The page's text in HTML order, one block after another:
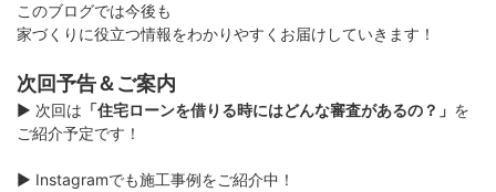
このブログでは今後も
家づくりに役立つ情報をわかりやすくお届けしていきます！
次回予告＆ご案内
▶︎ 次回は 「住宅ローンを借りる時にはどんな審査があるの？」 を
ご紹介予定です！
▶︎ Instagramでも施工事例をご紹介中！